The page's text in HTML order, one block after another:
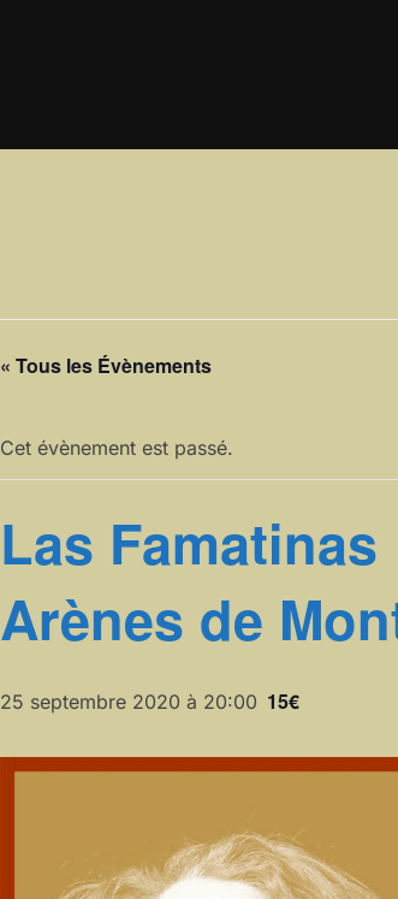
« Tous les Évènements
Cet évènement est passé.
Las
Arènes de
25 septembre 2020 à 20:00 15€